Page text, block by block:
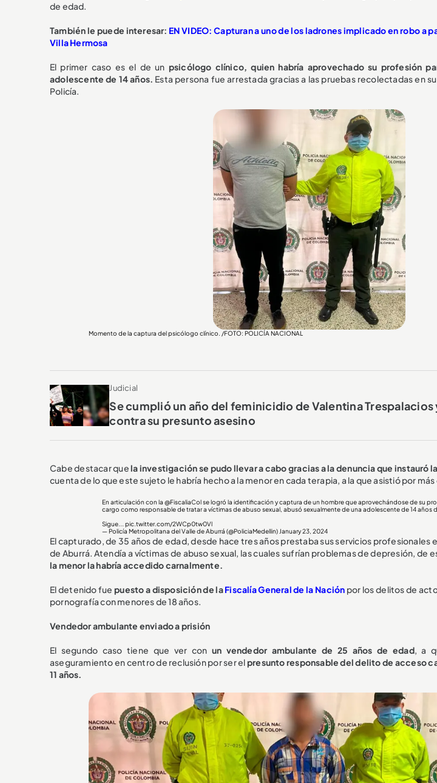
de edad.
También le puede interesar: EN VIDEO: Capturan a uno de los ladrones implicado en robo a
Villa Hermosa
El primer caso es el de un psicólogo clínico, quien habría aprovechado su profesión
adolescente de 14 años. Esta persona fue arrestada gracias a las pruebas recolectadas en
Policía.
Momento de la captura del psicólogo clínico. /FOTO: POLICÍA NACIONAL
Judicial
Se cumplió un año del feminicidio de Valentina Trespalacios
contra su presunto asesino
Cabe destacar quela investigación se pudo llevar a cabo gracias a la denuncia que instauró
cuenta de lo que este sujeto le habría hecho a la menor en cada terapia, a la que asistió por más
En articulación con la @FiscaliaColse logró la identificación y captura de un hombre que aprovechándose de su
cargo como responsable de tratar a víctimas de abuso sexual, abusó sexualmente de una adolescente de 14 años
Sigue... pic.twitter.com/2WCp0tw0Vl
— Policía Metropolitana del Valle de Aburrá (@PoliciaMedellin) January 23, 2024
El capturado, de 35 años de edad, desde hace tres años prestaba sus servicios profesionales
de Aburrá. Atendía a víctimas de abuso sexual, las cuales sufrían problemas de depresión, de
la menor la habría accedido carnalmente.
El detenidofue puesto a disposición de laFiscalía General de la Nación por los delitos de
pornografía con menores de 18 años.
Vendedor ambulante enviado a prisión
El segundo caso tiene que ver con un vendedor ambulante de 25 años de edad, a
aseguramiento en centro de reclusión por ser elpresunto responsable del delito de acceso
11 años.